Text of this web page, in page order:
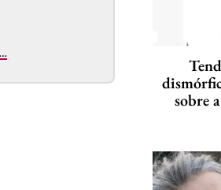
sobre